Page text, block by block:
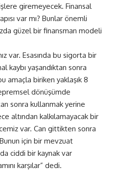
giremeyecek. Finansal
var mı? Bunlar önemli
güzel bir finansman modeli
var. Esasında bu sigorta bir
kaybı yaşandıktan sonra
amaçla biriken yaklaşık 8
dönüşümde
sonra kullanmak yerine
altından kalkılamayacak bir
var. Can gittikten sonra
Bunun için bir mevzuat
ciddi bir kaynak var
karşılar” dedi.